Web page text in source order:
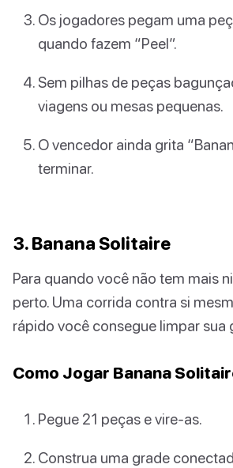
Os jogadores pegam uma
quando fazem “Peel”.
Sem pilhas de peças
viagens ou mesas pequenas.
O vencedor ainda grita
terminar.
3. Banana Solitaire
Para quando você não tem mais
perto. Uma corrida contra si
rápido você consegue limpar sua
Como Jogar Banana
Pegue 21 peças e vire-as.
Construa uma grade